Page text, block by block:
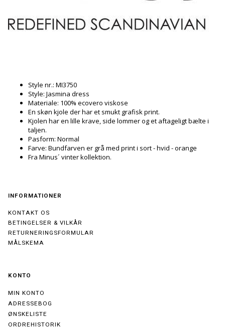
Style nr.: MI3750
Style: Jasmina dress
Materiale: 100% ecovero viskose
En skøn kjole der har et smukt grafisk print.
Kjolen har en lille krave, side lommer og et aftageligt bælte i
taljen.
Pasform: Normal
Farve: Bundfarven er grå med print i sort - hvid - orange
Fra Minus´ vinter kollektion.
INFORMATIONER
KONTAKT OS
BETINGELSER & VILKÅR
RETURNERINGSFORMULAR
MÅLSKEMA
KONTO
MIN KONTO
ADRESSEBOG
ØNSKELISTE
ORDREHISTORIK